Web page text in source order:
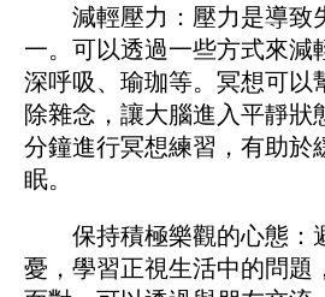
減輕壓力：壓力是導致
一。可以透過一些方式來減
深呼吸、瑜珈等。冥想可以
除雜念，讓大腦進入平靜狀
分鐘進行冥想練習，有助於
眠。
保持積極樂觀的心態：
憂，學習正視生活中的問題